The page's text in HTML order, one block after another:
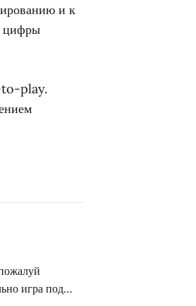
и к
цифры
to-play.
игра под